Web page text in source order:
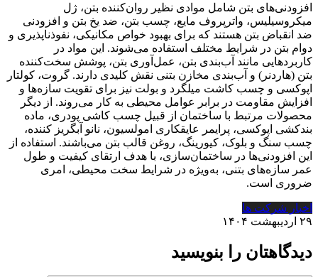
افزودنی‌های بتن شامل موادی نظیر روان‌کننده بتن، ژل
میکروسیلیس، واترپروف مایع، چسب بتن، ضد یخ بتن و افزودنی
ضد انقباض بتن هستند که برای بهبود خواص مکانیکی، نفوذناپذیری و
دوام بتن در شرایط مختلف استفاده می‌شوند. این مواد در
کاربردهایی مانند آب‌بندی بتن، عمل‌آوری بتن، پوشش سخت‌کننده
بتن (هاردنر) و آب‌بندی مخازن بتنی نقش کلیدی دارند. گروت، کولتار
اپوکسی و چسب کاشت میلگرد و بولت نیز برای تقویت سازه‌ها و
افزایش مقاومت در برابر عوامل محیطی به کار می‌روند. از دیگر
محصولات مرتبط با ساختمان از قبیل چسب کاشی پودری، ماده
بندکشی اپوکسی، پرایمر عایقکاری امولسیون، نانو آبگریز کننده،
چسب سنگ و بلوک، کیورینگ، روغن قالب بتن می‌باشند. استفاده از
این افزودنی‌ها در ساختمان‌سازی، با هدف ارتقای کیفیت و طول
عمر سازه‌های بتنی، به‌ویژه در شرایط سخت محیطی، امری
ضروری است.
اخبار شرکت ها
۲۹ اردیبهشت ۱۴۰۴
دیدگاهتان را بنویسید